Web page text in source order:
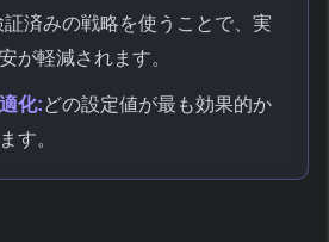
証済みの戦略を使うことで、実
が軽減されます。
化:どの設定値が最も効果的か
す。